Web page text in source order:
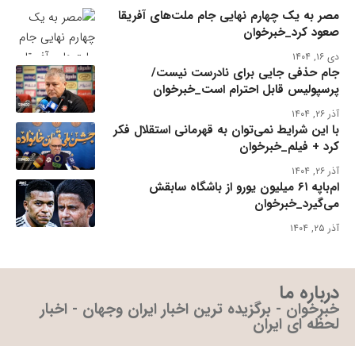
مصر به یک چهارم نهایی جام ملت‌های آفریقا
صعود کرد_خبرخوان
دی ۱۶, ۱۴۰۴
جام حذفی جایی برای نادرست نیست/
پرسپولیس قابل احترام است_خبرخوان
آذر ۲۶, ۱۴۰۴
با این شرایط نمی‌توان به قهرمانی استقلال فکر
کرد + فیلم_خبرخوان
آذر ۲۶, ۱۴۰۴
ام‌باپه ۶۱ میلیون یورو از باشگاه سابقش
می‌گیرد_خبرخوان
آذر ۲۵, ۱۴۰۴
درباره ما
خبرخوان - برگزیده ترین اخبار ایران وجهان - اخبار
لحظه ای ایران